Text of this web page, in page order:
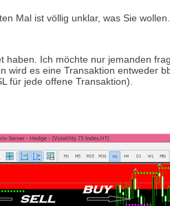
Mal ist völlig unklar, was Sie
haben. Ich möchte nur jemanden
wird es eine Transaktion
für jede offene Transaktion).